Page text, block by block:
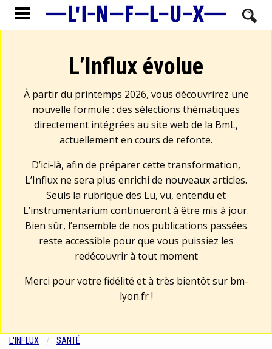
L’Influx évolue
À partir du printemps 2026, vous découvrirez une
nouvelle formule : des sélections thématiques
directement intégrées au site web de la BmL,
actuellement en cours de refonte.
D’ici-là, afin de préparer cette transformation,
L’Influx ne sera plus enrichi de nouveaux articles.
Seuls la rubrique des Lu, vu, entendu et
L’instrumentarium continueront à être mis à jour.
Bien sûr, l’ensemble de nos publications passées
reste accessible pour que vous puissiez les
redécouvrir à tout moment
Merci pour votre fidélité et à très bientôt sur bm-
lyon.fr!
L'INFLUX SANTÉ